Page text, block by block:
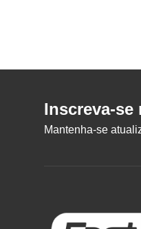
Inscreva-se
Mantenha-se